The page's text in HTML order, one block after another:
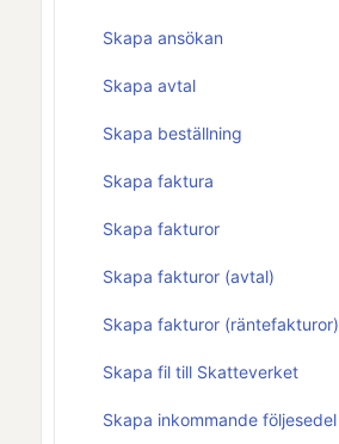
Skapa ansökan
Skapa avtal
Skapa beställning
Skapa faktura
Skapa fakturor
Skapa fakturor (avtal)
Skapa fakturor (räntefakturor)
Skapa fil till Skatteverket
Skapa inkommande följesedel